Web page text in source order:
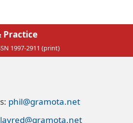
Practice
1997-2911 (print)
phil@gramota.net